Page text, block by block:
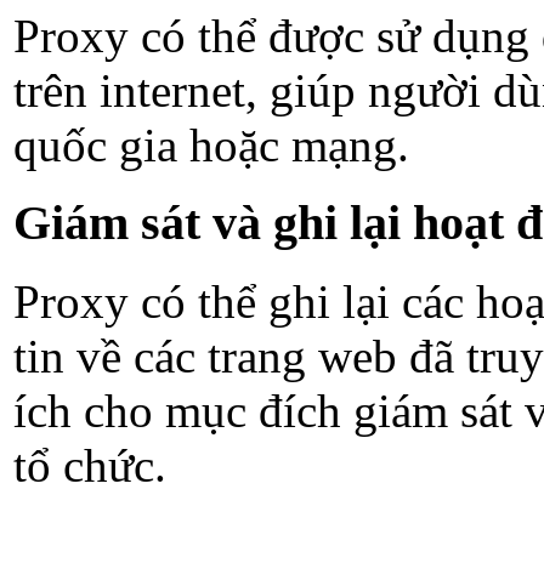
Proxy có thể được sử
trên internet, giúp người
quốc gia hoặc mạng.
Giám sát và ghi lại hoạt
Proxy có thể ghi lại các
tin về các trang web đã
ích cho mục đích giám sát
tổ chức.